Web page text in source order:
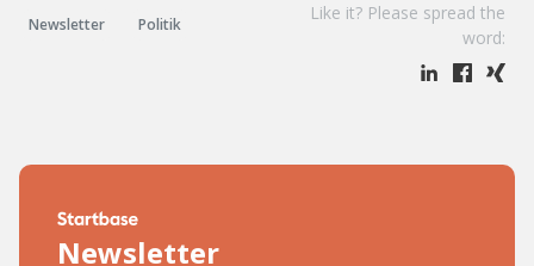
Newsletter Politik
Like it? Please spread the
word:
Newsletter